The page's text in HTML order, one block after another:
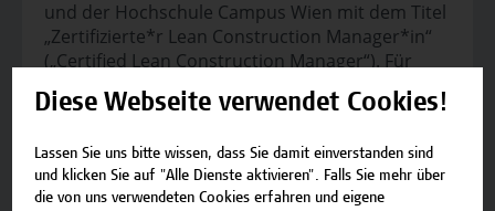
und der Hochschule Campus Wien mit dem Titel
„Zertifizierte*r Lean Construction Manager*in“
(„Certified Lean Construction Manager“). Für
jedes erfolgreich absolvierte Modul wird Ihnen
eine Teilnahmebestätigung ausgestellt.
Vortragende
Bmstr. Ing. Martin Stopfer
Diese Webseite verwendet Cookies!
Lassen Sie uns bitte wissen, dass Sie damit einverstanden sind
und klicken Sie auf "Alle Dienste aktivieren". Falls Sie mehr über
die von uns verwendeten Cookies erfahren und eigene